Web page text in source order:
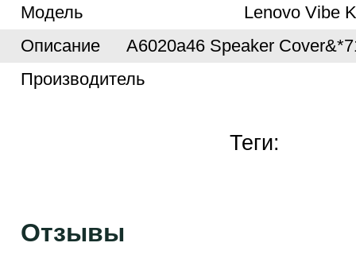
Модель
Lenovo Vibe
Описание
A6020a46 Speaker
Производитель
Теги:
Отзывы